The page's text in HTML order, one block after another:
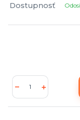
Dostupnosť